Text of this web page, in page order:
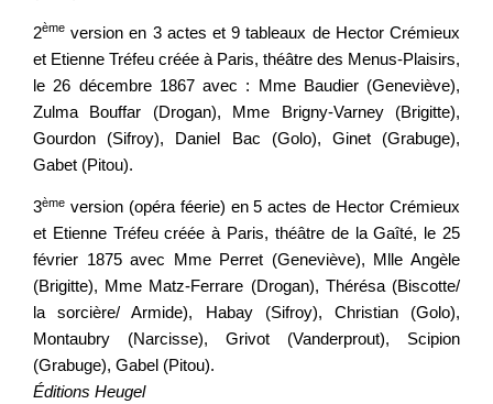
2ème version en 3 actes et 9 tableaux de Hector Crémieux
et Etienne Tréfeu créée à Paris, théâtre des Menus-Plaisirs,
le 26 décembre 1867 avec : Mme Baudier (Geneviève),
Zulma Bouffar (Drogan), Mme Brigny-Varney (Brigitte),
Gourdon (Sifroy), Daniel Bac (Golo), Ginet (Grabuge),
Gabet (Pitou).
3ème version (opéra féerie) en 5 actes de Hector Crémieux
et Etienne Tréfeu créée à Paris, théâtre de la Gaîté, le 25
février 1875 avec Mme Perret (Geneviève), Mlle Angèle
(Brigitte), Mme Matz-Ferrare (Drogan), Thérésa (Biscotte/
la sorcière/ Armide), Habay (Sifroy), Christian (Golo),
Montaubry (Narcisse), Grivot (Vanderprout), Scipion
(Grabuge), Gabel (Pitou).
Éditions Heugel